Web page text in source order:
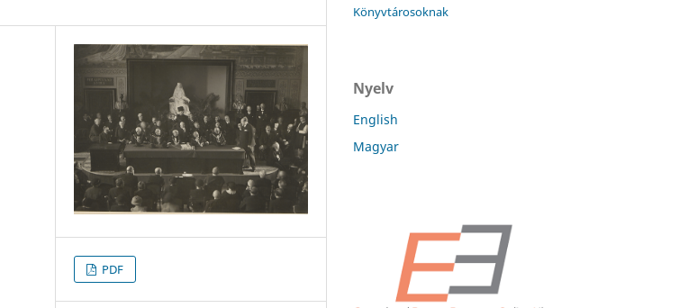
PDF
Könyvtárosoknak
Nyelv
English
Magyar